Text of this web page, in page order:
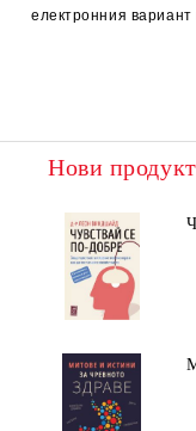
електронния вариант
Нови